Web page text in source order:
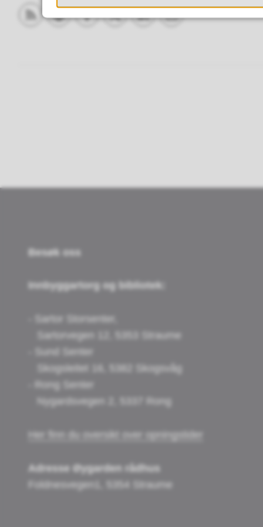
Besøk oss
Innbyggartorg og bibliotek:
- Sartor Storsenter,
Sartorvegen 12, 5353 Straume
- Sund Senter
Skogsleitet 16, 5382 Skogsvåg
- Rong Senter
Nygardsvegen 2, 5337 Rong
Her finn du oversikt over opningstider
Adresse Øygarden rådhus
Foldnesvegen1, 5354 Straume